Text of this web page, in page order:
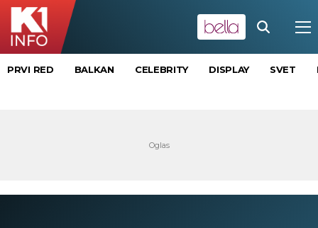
PRVI RED BALKAN CELEBRITY DISPLAY SVET